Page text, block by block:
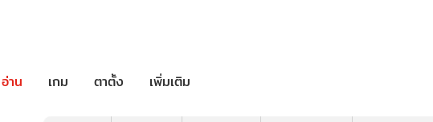
อ่าน เกม ตาตั้ง เพิ่มเติม